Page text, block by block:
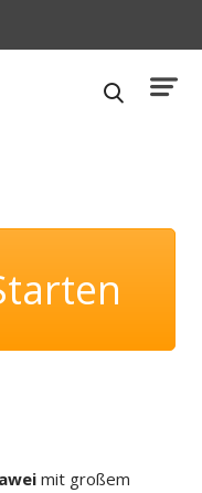
mit großem